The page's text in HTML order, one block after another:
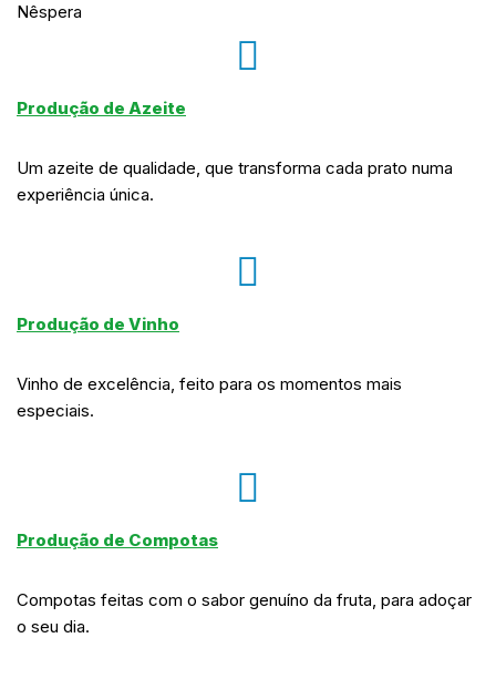
Nêspera
Produção de Azeite
Um azeite de qualidade, que transforma cada prato numa
experiência única.
Produção de Vinho
Vinho de excelência, feito para os momentos mais
especiais.
Produção de Compotas
Compotas feitas com o sabor genuíno da fruta, para adoçar
o seu dia.